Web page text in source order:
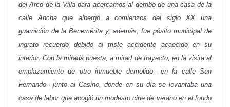
del Arco de la Villa para acercarnos al derribo de una casa de la
calle Ancha que albergó a comienzos del siglo XX una
guarnición de la Benemérita y, además, fue pósito municipal de
ingrato recuerdo debido al triste accidente acaecido en su
interior. Con la mirada puesta, a mitad de trayecto, en la visita al
emplazamiento de otro inmueble demolido –en la calle San
Fernando– junto al Casino, donde en su día se levantaba una
casa de labor que acogió un modesto cine de verano en el fondo